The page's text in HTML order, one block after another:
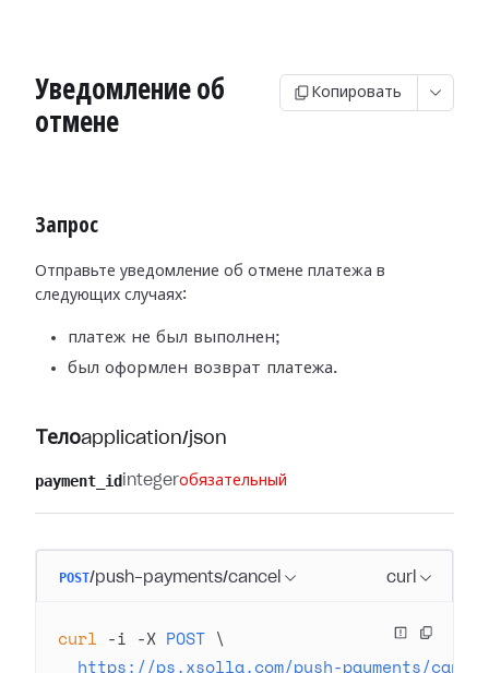
Уведомление об
отмене
Копировать
Запрос
Отправьте уведомление об отмене платежа в
следующих случаях:
платеж не был выполнен;
был оформлен возврат платежа.
Телоapplication/json
payment_id integerобязательный
POST/push-payments/cancel curl
curl -i -X POST \
  https://ps.xsolla.com/push-payments/cancel